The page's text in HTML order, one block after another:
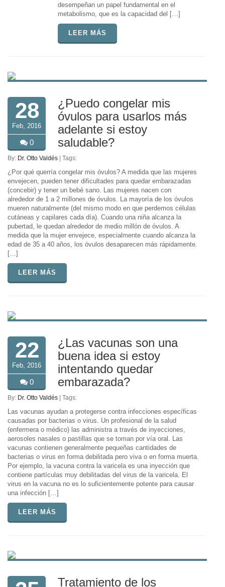
desempeñan un papel fundamental en el
metabolismo, que es la capacidad del […]
LEER MÁS
28
Feb, 2016
0
¿Puedo congelar mis
óvulos para usarlos más
adelante si estoy
saludable?
By: Dr. Otto Valdés | Tags:
¿Por qué querría congelar mis óvulos? A medida que las mujeres
envejecen, pueden tener dificultades para quedar embarazadas
(concebir) y tener un bebé sano. Las mujeres nacen con
alrededor de 1 a 2 millones de óvulos. La mayoría de los óvulos
mueren naturalmente (del mismo modo en que perdemos células
cutáneas y capilares cada día). Cuando una niña alcanza la
pubertad, le quedan alrededor de medio millón de óvulos. A
medida que la mujer envejece, especialmente cuando alcanza la
edad de 35 a 40 años, los óvulos desaparecen más rápidamente.
[…]
LEER MÁS
22
Feb, 2016
0
¿Las vacunas son una
buena idea si estoy
intentando quedar
embarazada?
By: Dr. Otto Valdés | Tags:
Las vacunas ayudan a protegerse contra infecciones específicas
causadas por bacterias o virus. Un profesional de la salud
(enfermera o médico) las administra a través de inyecciones,
aerosoles nasales o pastillas que se toman por vía oral. Las
vacunas contienen generalmente pequeñas cantidades de
bacterias o virus en forma debilitada pero viva o en forma muerta.
Por ejemplo, la vacuna contra la varicela es una inyección que
contiene partículas muy debilitadas del virus de la varicela. El
virus en la vacuna no es lo suficientemente potente para causar
una infección […]
LEER MÁS
Tratamiento de los